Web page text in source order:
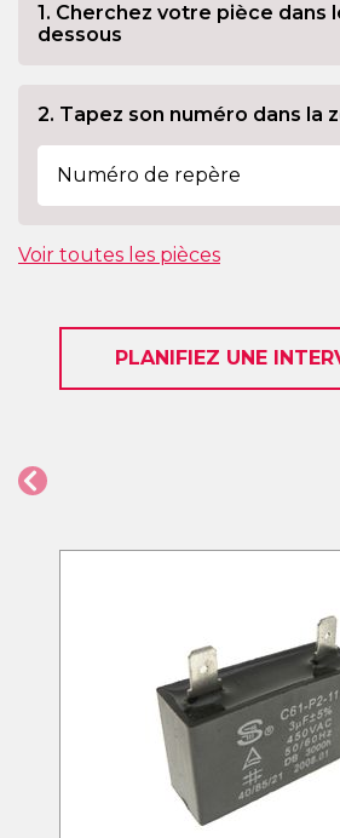
1. Cherchez votre pièce dans
dessous
2. Tapez son numéro dans la
Voir toutes les pièces
PLANIFIEZ UNE